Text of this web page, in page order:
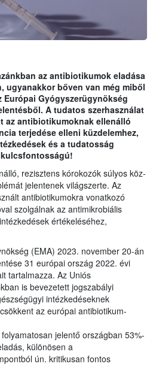
az antibiotikumok eladása
ugyanakkor bőven van még miből
Európai Gyógyszerügynökség
A tudatos szerhasználat
az antibiotikumoknak ellenálló
terjedése elleni küzdelemhez,
és a tudatosság
rezisztens kórokozók súlyos köz-
jelentenek világszerte. Az
antibiotikumokra vonatkozó
szolgálnak az antimikrobiális
értékeléséhez,
(EMA) 2023. november 20-án
31 európai ország 2022. évi
tartalmazza. Az Uniós
is bevezetett jogszabályi
intézkedéseknek
az európai antibiotikum-
jelentő országban 53%-
különösen a
ún. kritikusan fontos